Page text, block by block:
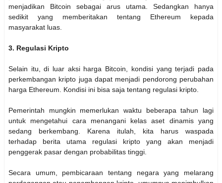
menjadikan Bitcoin sebagai arus utama. Sedangkan hanya
sedikit yang memberitakan tentang Ethereum kepada
masyarakat luas.
3. Regulasi Kripto
Selain itu, di luar aksi harga Bitcoin, kondisi yang terjadi pada
perkembangan kripto juga dapat menjadi pendorong perubahan
harga Ethereum. Kondisi ini bisa saja tentang regulasi kripto.
Pemerintah mungkin memerlukan waktu beberapa tahun lagi
untuk mengetahui cara menangani kelas aset dinamis yang
sedang berkembang. Karena itulah, kita harus waspada
terhadap berita utama regulasi kripto yang akan menjadi
penggerak pasar dengan probabilitas tinggi.
Secara umum, pembicaraan tentang negara yang melarang